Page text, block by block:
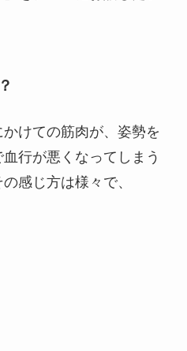
けての筋肉が、姿勢を
行が悪くなってしまう
感じ方は様々で、